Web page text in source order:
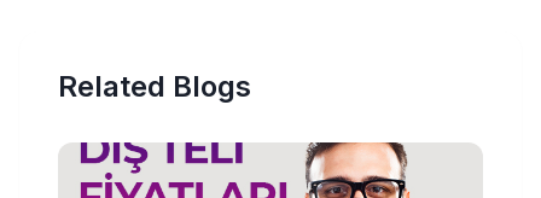
Related Blogs